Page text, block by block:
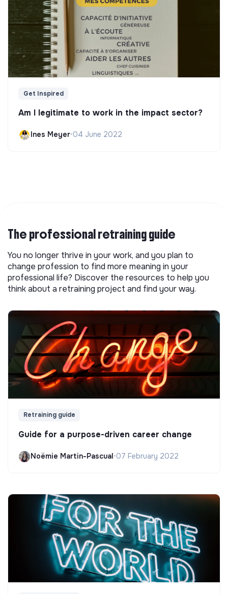
Get Inspired
Am I legitimate to work in the impact sector?
Ines Meyer•04 June 2022
The professional retraining guide
You no longer thrive in your work, and you plan to
change profession to find more meaning in your
professional life? Discover the resources to help you
think about a retraining project and find your way.
Retraining guide
Guide for a purpose-driven career change
Noëmie Martin-Pascual•07 February 2022